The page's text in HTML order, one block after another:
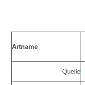
Artname
Quelle